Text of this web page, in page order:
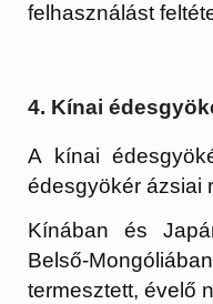
felhasználást
4. Kínai
A kínai
édesgyökér ázsiai
Kínában és
Belső-
termesztett, évelő